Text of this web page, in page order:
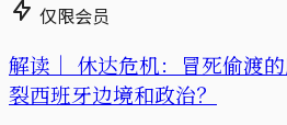
仅限会员
解读｜ 休达危机：冒死偷渡
裂西班牙边境和政治？